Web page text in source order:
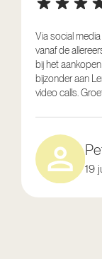
Via social
vanaf de
bij het
bijzonder aan
video calls.
19